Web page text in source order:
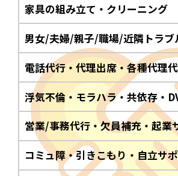
家具の組み立て・クリーニング
男女/夫婦/親子/職場/近隣トラブ
電話代行・代理出席・各種代理
浮気不倫・モラハラ・共依存・
営業/事務代行・欠員補充・起業
コミュ障・引きこもり・自立サ